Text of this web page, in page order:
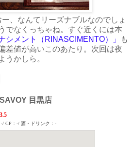
、なんてリーズナブルなのでしょ
でなくっちゃね。すぐ近くには本
シメント（RINASCIMENTO）」
も
差値が高いこのあたり。次回は夜
うかしら。
目黒店